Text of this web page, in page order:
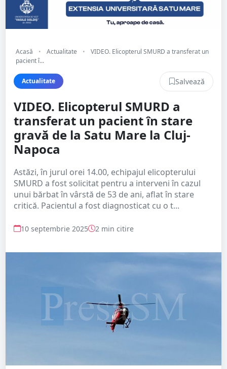
Acasă • Actualitate •
VIDEO. Elicopterul SMURD a transferat un
pacient î...
Actualitate Salvează
VIDEO. Elicopterul SMURD a
transferat un pacient în stare
gravă de la Satu Mare la Cluj-
Napoca
Astăzi, în jurul orei 14.00, echipajul elicopterului
SMURD a fost solicitat pentru a interveni în cazul
unui bărbat în vârstă de 53 de ani, aflat în stare
critică. Pacientul a fost diagnosticat cu o t...
10 septembrie 2025 2 min citire